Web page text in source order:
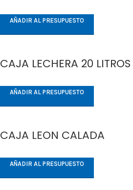
AÑADIR AL PRESUPUESTO
CAJA LECHERA 20 LITROS
AÑADIR AL PRESUPUESTO
CAJA LEON CALADA
AÑADIR AL PRESUPUESTO